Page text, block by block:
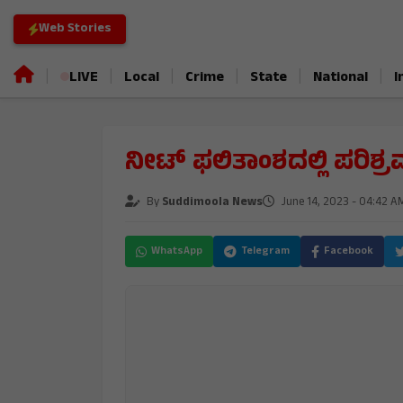
Web Stories
LIVE Local Crime State National
ನೀಟ್ ಫಲಿತಾಂಶದಲ್ಲಿ
BySuddimoola News June 14, 2023 - 04:42
WhatsApp Telegram Facebook